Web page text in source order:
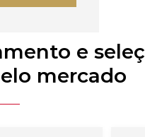
e
mercado